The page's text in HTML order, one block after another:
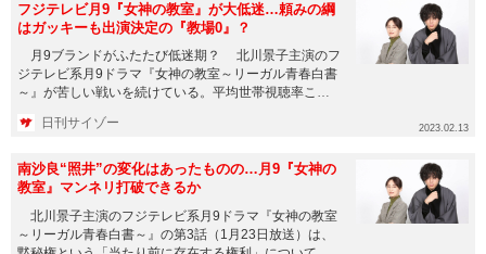
フジテレビ月9『女神の教室』が大低迷…頼みの綱
はガッキーも出演決定の『教場0』？
月9ブランドがふたたび低迷期？ 北川景子主演のフ
ジテレビ系月9ドラマ『女神の教室～リーガル青春白書
～』が苦しい戦いを続けている。平均世帯視聴率こそ
日刊サイゾー 2023.02.13
南沙良“照井”の変化はあったものの…月9『女神の
教室』マンネリ打破できるか
北川景子主演のフジテレビ系月9ドラマ『女神の教室
～リーガル青春白書～』の第3話（1月23日放送）は、